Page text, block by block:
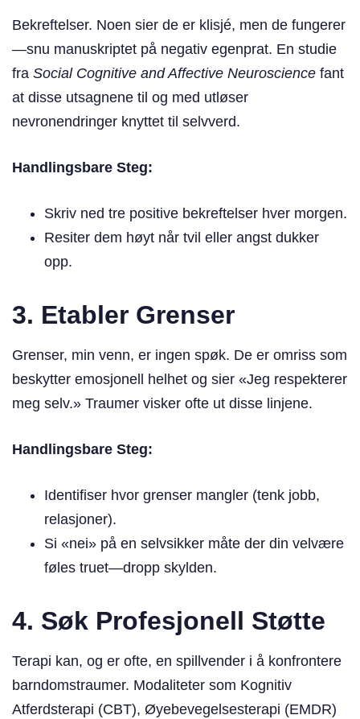
Bekreftelser. Noen sier de er klisjé, men de fungerer
—snu manuskriptet på negativ egenprat. En studie
fra Social Cognitive and Affective Neuroscience fant
at disse utsagnene til og med utløser
nevronendringer knyttet til selvverd.
Handlingsbare Steg:
Skriv ned tre positive bekreftelser hver morgen.
Resiter dem høyt når tvil eller angst dukker
opp.
3. Etabler Grenser
Grenser, min venn, er ingen spøk. De er omriss som
beskytter emosjonell helhet og sier «Jeg respekterer
meg selv.» Traumer visker ofte ut disse linjene.
Handlingsbare Steg:
Identifiser hvor grenser mangler (tenk jobb,
relasjoner).
Si «nei» på en selvsikker måte der din velvære
føles truet—dropp skylden.
4. Søk Profesjonell Støtte
Terapi kan, og er ofte, en spillvender i å konfrontere
barndomstraumer. Modaliteter som Kognitiv
Atferdsterapi (CBT), Øyebevegelsesterapi (EMDR)